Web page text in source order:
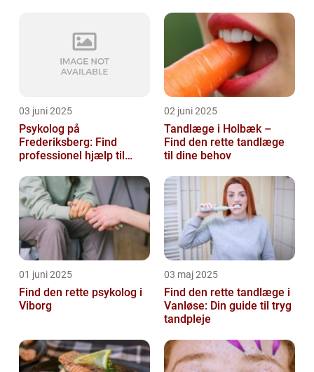
03 juni 2025
Psykolog på
Frederiksberg: Find
professionel hjælp til
02 juni 2025
Tandlæge i Holbæk –
Find den rette tandlæge
til dine behov
01 juni 2025
Find den rette psykolog i
Viborg
03 maj 2025
Find den rette tandlæge i
Vanløse: Din guide til tryg
tandpleje